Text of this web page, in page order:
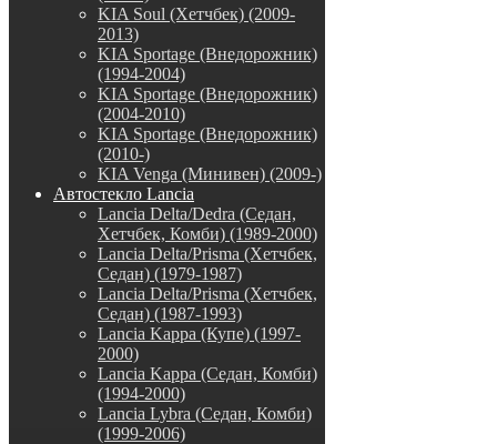
KIA Soul (Хетчбек) (2009-
2013)
KIA Sportage (Внедорожник)
(1994-2004)
KIA Sportage (Внедорожник)
(2004-2010)
KIA Sportage (Внедорожник)
(2010-)
KIA Venga (Минивен) (2009-)
Автостекло Lancia
Lancia Delta/Dedra (Седан,
Хетчбек, Комби) (1989-2000)
Lancia Delta/Prisma (Хетчбек,
Седан) (1979-1987)
Lancia Delta/Prisma (Хетчбек,
Седан) (1987-1993)
Lancia Kappa (Купе) (1997-
2000)
Lancia Kappa (Седан, Комби)
(1994-2000)
Lancia Lybra (Седан, Комби)
(1999-2006)